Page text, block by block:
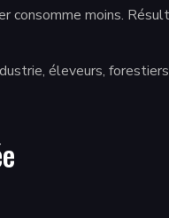
consomme moins.
éleveurs,